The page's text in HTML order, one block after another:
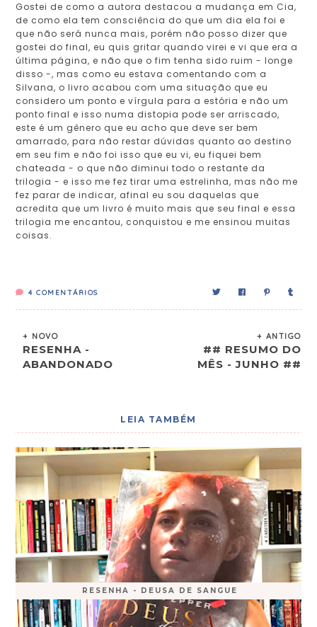
Gostei de como a autora destacou a mudança em Cia,
de como ela tem consciência do que um dia ela foi e
que não será nunca mais, porém não posso dizer que
gostei do final, eu quis gritar quando virei e vi que era a
última página, e não que o fim tenha sido ruim - longe
disso -, mas como eu estava comentando com a
Silvana, o livro acabou com uma situação que eu
considero um ponto e vírgula para a estória e não um
ponto final e isso numa distopia pode ser arriscado,
este é um gênero que eu acho que deve ser bem
amarrado, para não restar dúvidas quanto ao destino
em seu fim e não foi isso que eu vi, eu fiquei bem
chateada - o que não diminui todo o restante da
trilogia - e isso me fez tirar uma estrelinha, mas não me
fez parar de indicar, afinal eu sou daquelas que
acredita que um livro é muito mais que seu final e essa
trilogia me encantou, conquistou e me ensinou muitas
coisas.
4 COMENTÁRIOS
+ NOVO
RESENHA -
ABANDONADO
+ ANTIGO
## RESUMO DO
MÊS - JUNHO ##
LEIA TAMBÉM
RESENHA - DEUSA DE SANGUE